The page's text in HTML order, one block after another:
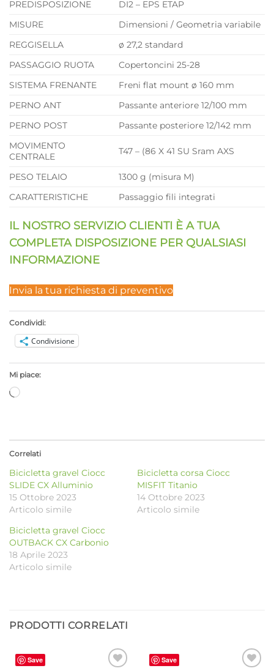
PREDISPOSIZIONE
DI2 – EPS ETAP
MISURE
Dimensioni / Geometria variabile
REGGISELLA
ø 27,2 standard
PASSAGGIO RUOTA
Copertoncini 25-28
SISTEMA FRENANTE
Freni flat mount ø 160 mm
PERNO ANT
Passante anteriore 12/100 mm
PERNO POST
Passante posteriore 12/142 mm
MOVIMENTO
CENTRALE
T47 – (86 X 41 SU Sram AXS
PESO TELAIO
1300 g (misura M)
CARATTERISTICHE
Passaggio fili integrati
IL NOSTRO SERVIZIO CLIENTI È A TUA
COMPLETA DISPOSIZIONE PER QUALSIASI
INFORMAZIONE
Invia la tua richiesta di preventivo
Condividi:
Condivisione
Mi piace:
Caricamento
Correlati
Bicicletta gravel Ciocc
SLIDE CX Alluminio
15 Ottobre 2023
Articolo simile
Bicicletta corsa Ciocc
MISFIT Titanio
14 Ottobre 2023
Articolo simile
Bicicletta gravel Ciocc
OUTBACK CX Carbonio
18 Aprile 2023
Articolo simile
PRODOTTI CORRELATI
Save Save